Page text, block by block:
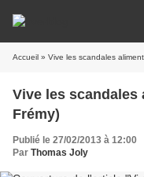
Accueil » Vive les scandales
Vive les scandales
Frémy)
Publié le 27/02/2013 à 12:00
Par Thomas Joly